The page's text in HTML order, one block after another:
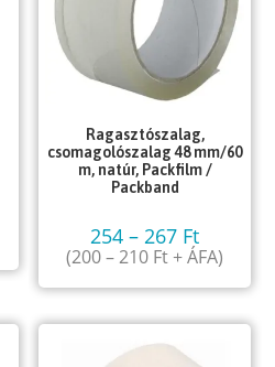
Ragasztószalag,
csomagolószalag 48 mm/60
m, natúr, Packfilm /
Packband
254–267 Ft
(200–210 Ft+ ÁFA)